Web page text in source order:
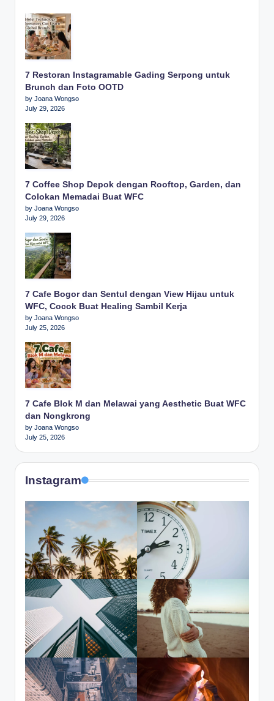
7 Restoran Instagramable Gading Serpong untuk
Brunch dan Foto OOTD
by Joana Wongso
July 29, 2026
7 Coffee Shop Depok dengan Rooftop, Garden, dan
Colokan Memadai Buat WFC
by Joana Wongso
July 29, 2026
7 Cafe Bogor dan Sentul dengan View Hijau untuk
WFC, Cocok Buat Healing Sambil Kerja
by Joana Wongso
July 25, 2026
7 Cafe Blok M dan Melawai yang Aesthetic Buat WFC
dan Nongkrong
by Joana Wongso
July 25, 2026
Instagram